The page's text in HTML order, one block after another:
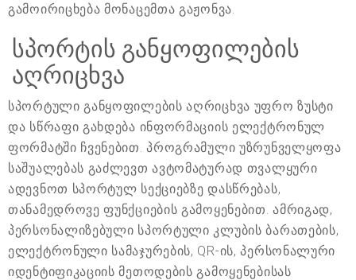
გამოირიცხება მონაცემთა გაჟონვა.
სპორტის განყოფილების
აღრიცხვა
სპორტული განყოფილების აღრიცხვა უფრო ზუსტი
და სწრაფი გახდება ინფორმაციის ელექტრონულ
ფორმატში ჩვენებით. პროგრამული უზრუნველყოფა
საშუალებას გაძლევთ ავტომატურად თვალყური
ადევნოთ სპორტულ სექციებზე დასწრებას,
თანამედროვე ფუნქციების გამოყენებით. ამრიგად,
პერსონალიზებული სპორტული კლუბის ბარათების,
ელექტრონული სამაჯურების, QR-ის, პერსონალური
იდენტიფიკაციის მეთოდების გამოყენებისას